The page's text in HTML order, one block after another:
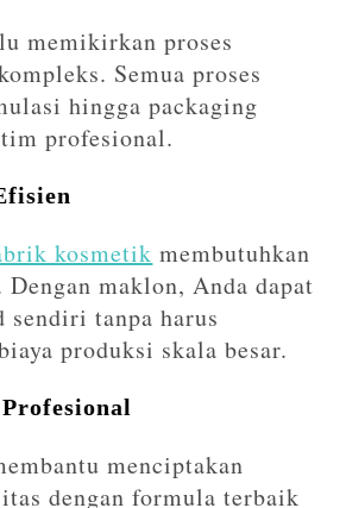
memikirkan proses
Semua proses
hingga packaging
profesional.
kosmetik membutuhkan
Dengan maklon, Anda dapat
tanpa harus
produksi skala besar.
menciptakan
dengan formula terbaik